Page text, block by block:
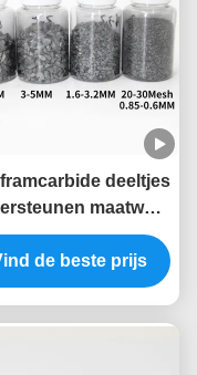
deeltjes
maatwerk
volgens
eisen van de klant
1,6-3,2 mm Grit
de beste prijs